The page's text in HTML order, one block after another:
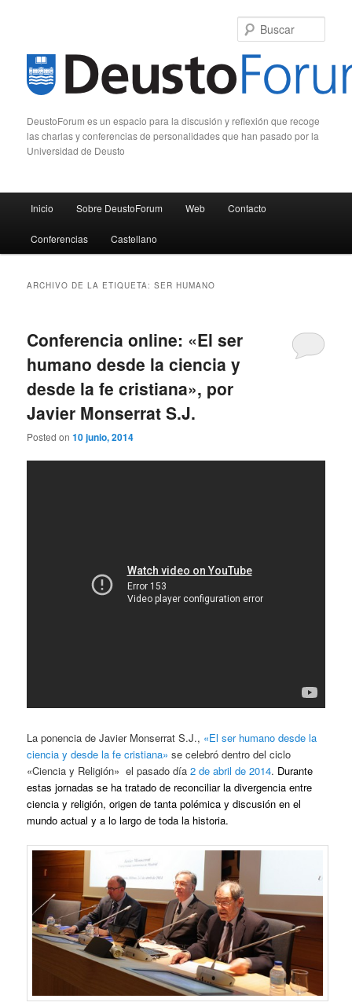
DeustoForum es un espacio para la discusión y reflexión que recoge
las charlas y conferencias de personalidades que han pasado por la
Universidad de Deusto
Ir al contenido principal
Ir al contenido secundario
Inicio Sobre DeustoForum Web Contacto
Conferencias Castellano
ARCHIVO DE LA ETIQUETA:SER HUMANO
Conferencia online: «El ser
humano desde la ciencia y
desde la fe cristiana», por
Javier Monserrat S.J.
Posted on10 junio, 2014
La ponencia de Javier Monserrat S.J., «El ser humano desde la
ciencia y desde la fe cristiana» se celebró dentro del ciclo
«Ciencia y Religión» el pasado día2 de abril de 2014. Durante
estas jornadas se ha tratado de reconciliar la divergencia entre
ciencia y religión, origen de tanta polémica y discusión en el
mundo actual y a lo largo de toda la historia.